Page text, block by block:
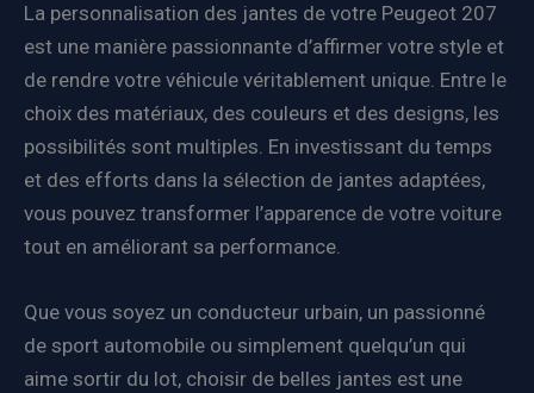
La personnalisation des jantes de votre Peugeot 207
est une manière passionnante d’affirmer votre style et
de rendre votre véhicule véritablement unique. Entre le
choix des matériaux, des couleurs et des designs, les
possibilités sont multiples. En investissant du temps
et des efforts dans la sélection de jantes adaptées,
vous pouvez transformer l’apparence de votre voiture
tout en améliorant sa performance.
Que vous soyez un conducteur urbain, un passionné
de sport automobile ou simplement quelqu’un qui
aime sortir du lot, choisir de belles jantes est une